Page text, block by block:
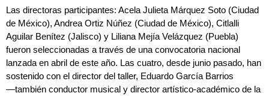
Las directoras participantes: Acela Julieta Márquez Soto (Ciudad
de México), Andrea Ortiz Núñez (Ciudad de México), Citlalli
Aguilar Benítez (Jalisco) y Liliana Mejía Velázquez (Puebla)
fueron seleccionadas a través de una convocatoria nacional
lanzada en abril de este año. Las cuatro, desde junio pasado, han
sostenido con el director del taller, Eduardo García Barrios
―también conductor musical y director artístico-académico de la